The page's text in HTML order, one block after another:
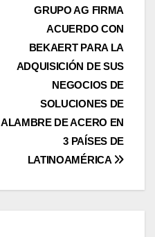
GRUPO AG FIRMA
ACUERDO CON
BEKAERT PARA LA
ADQUISICIÓN DE SUS
NEGOCIOS DE
SOLUCIONES DE
ALAMBRE DE ACERO EN
3 PAÍSES DE
LATINOAMÉRICA